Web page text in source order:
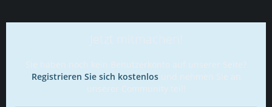
Registrieren Sie sich kostenlosund nehmen Sie an